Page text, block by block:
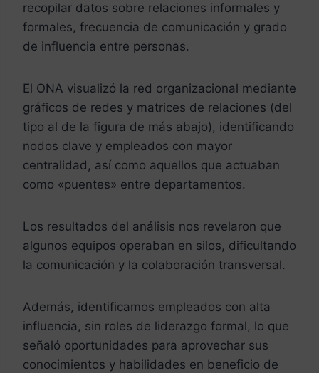
recopilar datos sobre relaciones informales y
formales, frecuencia de comunicación y grado
de influencia entre personas.
El ONA visualizó la red organizacional mediante
gráficos de redes y matrices de relaciones (del
tipo al de la figura de más abajo), identificando
nodos clave y empleados con mayor
centralidad, así como aquellos que actuaban
como «puentes» entre departamentos.
Los resultados del análisis nos revelaron que
algunos equipos operaban en silos, dificultando
la comunicación y la colaboración transversal.
Además, identificamos empleados con alta
influencia, sin roles de liderazgo formal, lo que
señaló oportunidades para aprovechar sus
conocimientos y habilidades en beneficio de